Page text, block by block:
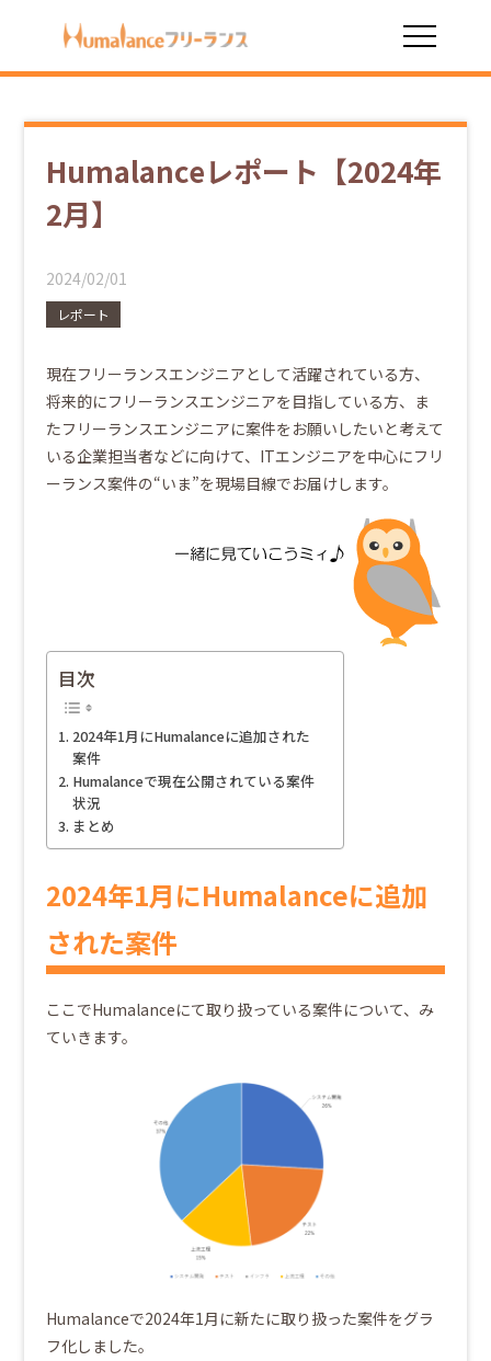
HOME お役立ち情報
Humalanceレポート【2024年
2月】
2024/02/01
レポート
現在フリーランスエンジニアとして活躍されている方、
将来的にフリーランスエンジニアを目指している方、ま
たフリーランスエンジニアに案件をお願いしたいと考えて
いる企業担当者などに向けて、ITエンジニアを中心にフリ
ーランス案件の“いま”を現場目線でお届けします。
目次
2024年1月にHumalanceに追加された
案件
Humalanceで現在公開されている案件
状況
まとめ
2024年1月にHumalanceに追加
された案件
ここでHumalanceにて取り扱っている案件について、み
ていきます。
Humalanceで2024年1月に新たに取り扱った案件をグラ
フ化しました。